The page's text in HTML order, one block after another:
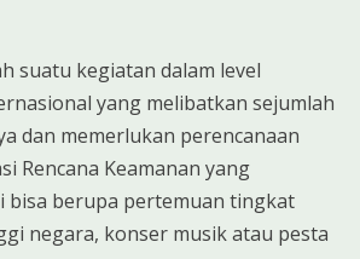
suatu kegiatan dalam level
yang melibatkan sejumlah
dan memerlukan perencanaan
Rencana Keamanan yang
bisa berupa pertemuan tingkat
negara, konser musik atau pesta